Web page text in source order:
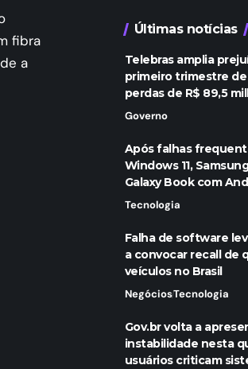
fibra
a
Últimas notícias
Telebras amplia
primeiro trimestre
perdas de R$ 89,5
Governo
Após falhas
Windows 11,
Galaxy Book com
Tecnologia
Falha de software
a convocar recall de
veículos no Brasil
NegóciosTecnologia
Gov.br volta a
instabilidade nesta
usuários criticam